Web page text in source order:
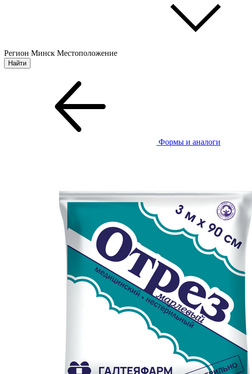
Регион Минск Местоположение
Формы и аналоги